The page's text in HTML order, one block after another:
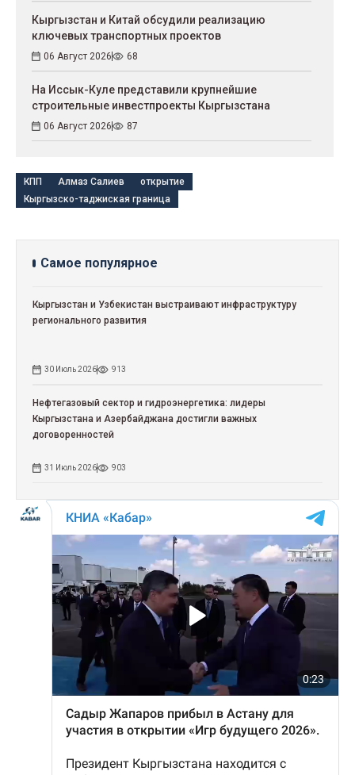
Кыргызстан и Китай обсудили реализацию
ключевых транспортных проектов
06 Август 2026 68
На Иссык-Куле представили крупнейшие
строительные инвестпроекты Кыргызстана
06 Август 2026 87
КПП Алмаз Салиев
открытие
Кыргызско-таджиская граница
Самое популярное
Кыргызстан и Узбекистан выстраивают инфраструктуру
регионального развития
30 Июль 2026 913
Нефтегазовый сектор и гидроэнергетика: лидеры
Кыргызстана и Азербайджана достигли важных
договоренностей
31 Июль 2026 903